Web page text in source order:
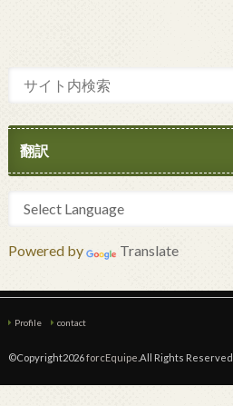
翻訳
Powered by Translate
Profile contact
©Copyright2026forcEquipe .All Rights Reserved.